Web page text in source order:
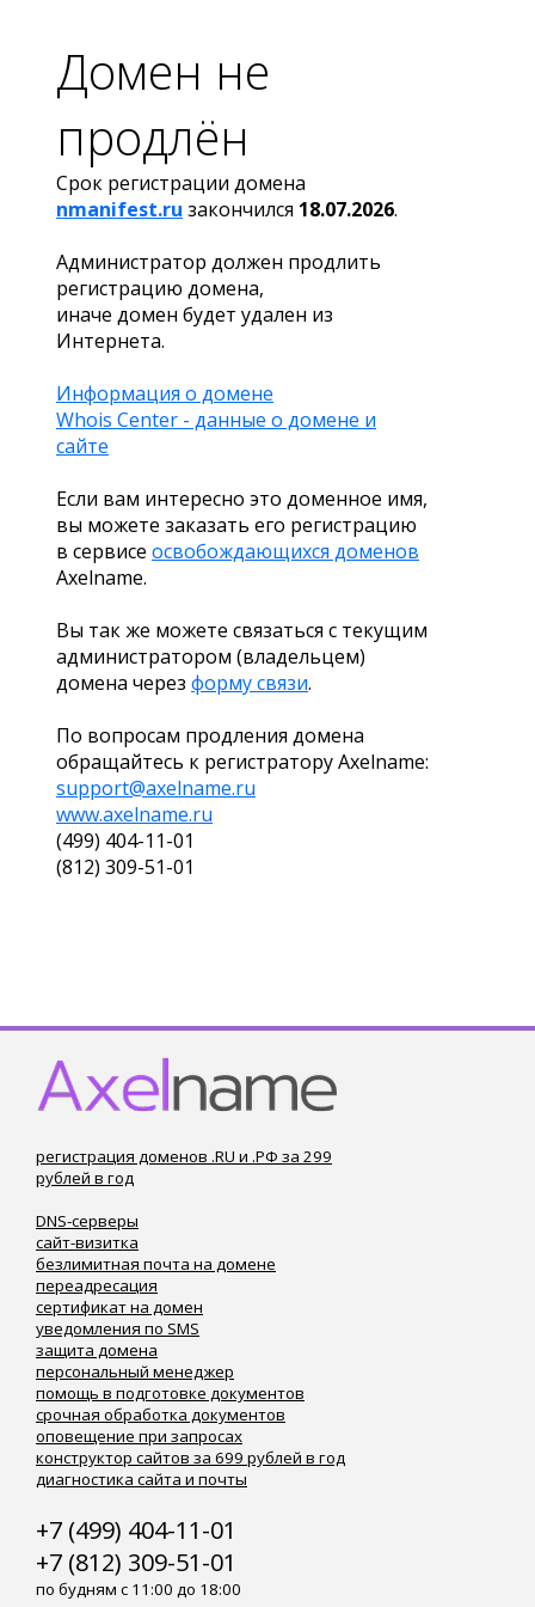
Домен не
продлён
Срок регистрации домена
nmanifest.ru закончился 18.07.2026.
Администратор должен продлить
регистрацию домена,
иначе домен будет удален из
Интернета.
Информация о домене
Whois Center - данные о домене и
сайте
Если вам интересно это доменное имя,
вы можете заказать его регистрацию
в сервисе освобождающихся доменов
Axelname.
Вы так же можете связаться с текущим
администратором (владельцем)
домена через форму связи.
По вопросам продления домена
обращайтесь к регистратору Axelname:
support@axelname.ru
www.axelname.ru
(499) 404-11-01
(812) 309-51-01
регистрация доменов .RU и .РФ за 299
рублей в год
DNS-серверы
сайт-визитка
безлимитная почта на домене
переадресация
сертификат на домен
уведомления по SMS
защита домена
персональный менеджер
помощь в подготовке документов
срочная обработка документов
оповещение при запросах
конструктор сайтов за 699 рублей в год
диагностика сайта и почты
+7 (499) 404-11-01
+7 (812) 309-51-01
по будням с 11:00 до 18:00